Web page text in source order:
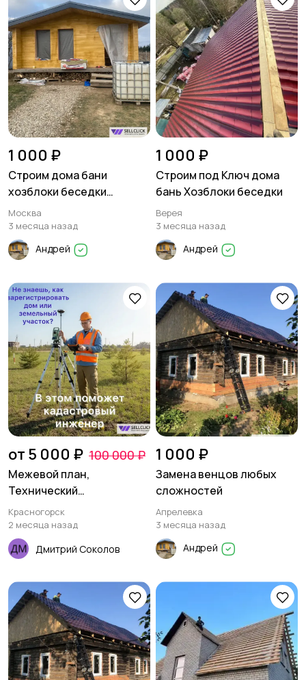
1 000 ₽
Строим дома бани
хозблоки беседки
Террасы
Москва
3 месяца назад
Андрей
1 000 ₽
Строим под Ключ дома
бань Хозблоки беседки
Верея
3 месяца назад
Андрей
от 5 000 ₽ 100 000 ₽
Межевой план,
Технический
план,Кадастровый
инженер
Красногорск
2 месяца назад
Дмитрий Соколов
1 000 ₽
Замена венцов любых
сложностей
Апрелевка
3 месяца назад
Андрей